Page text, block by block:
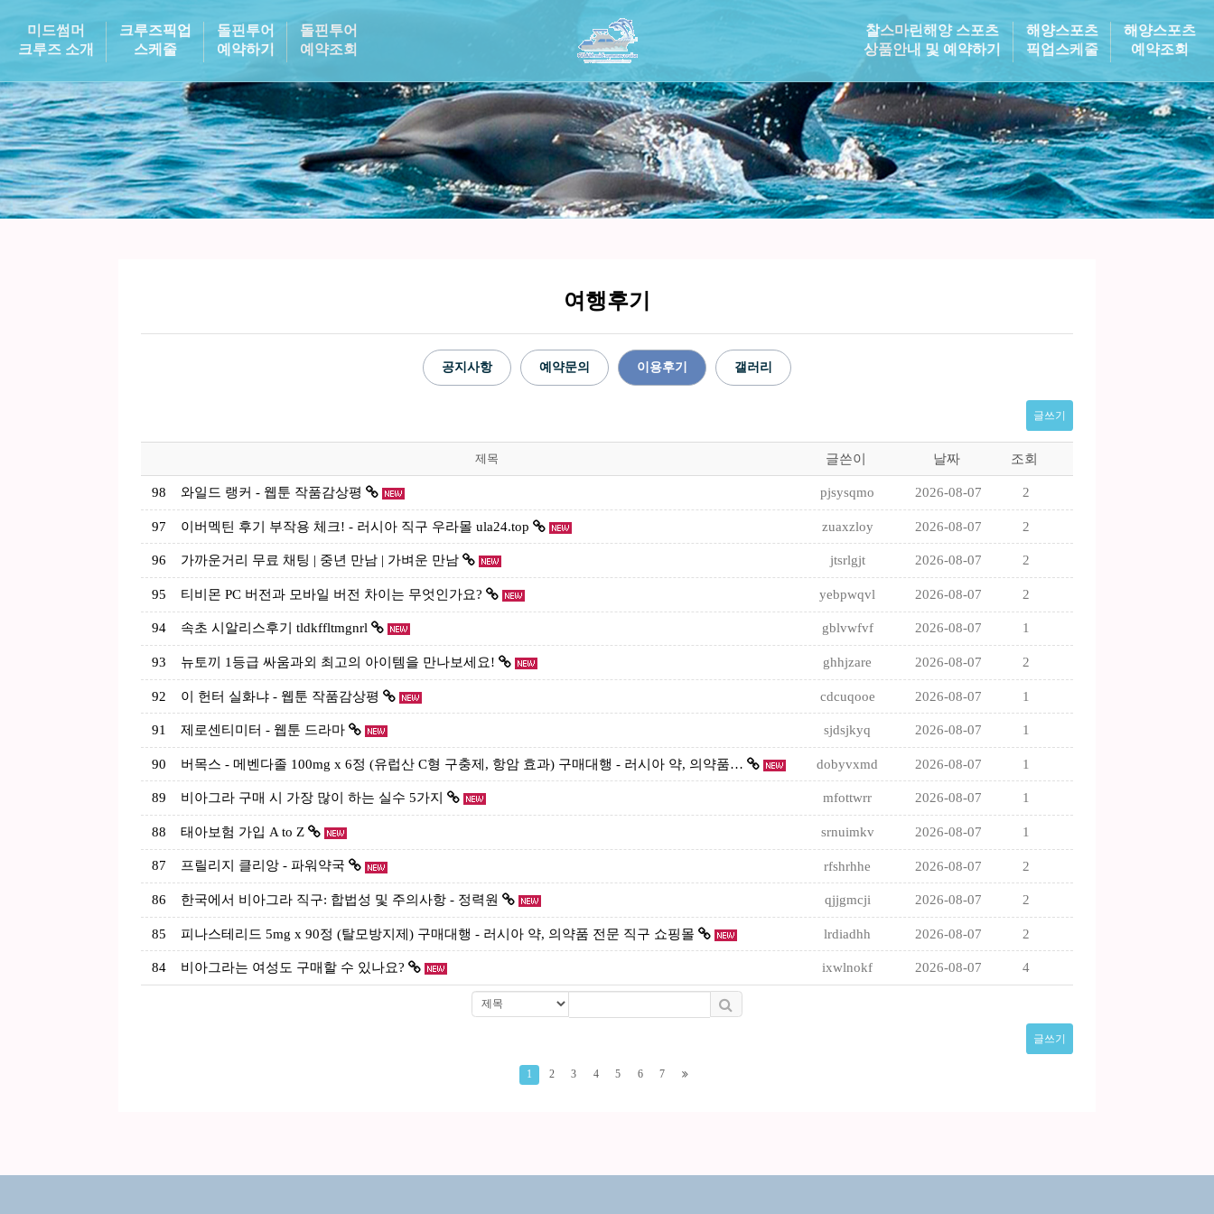
미드썸머
크루즈 소개
크루즈픽업
스케줄
돌핀투어
예약하기
돌핀투어
예약조회
찰스마린해양 스포츠
상품안내 및 예약하기
해양스포츠
픽업스케줄
해양스포츠
예약조회
여행후기
공지사항 예약문의 이용후기 갤러리
글쓰기
제목 글쓴이 날짜 조회
98 와일드 랭커 - 웹툰 작품감상평 pjsysqmo 2026-08-07 2
97 이버멕틴 후기 부작용 체크! - 러시아 직구 우라몰 ula24.top zuaxzloy 2026-08-07 2
96 가까운거리 무료 채팅 | 중년 만남 | 가벼운 만남 jtsrlgjt 2026-08-07 2
95 티비몬 PC 버전과 모바일 버전 차이는 무엇인가요? yebpwqvl 2026-08-07 2
94 속초 시알리스후기 tldkffltmgnrl gblvwfvf 2026-08-07 1
93 뉴토끼 1등급 싸움과외 최고의 아이템을 만나보세요! ghhjzare 2026-08-07 2
92 이 헌터 실화냐 - 웹툰 작품감상평 cdcuqooe 2026-08-07 1
91 제로센티미터 - 웹툰 드라마 sjdsjkyq 2026-08-07 1
90 버목스 - 메벤다졸 100mg x 6정 (유럽산 C형 구충제, 항암 효과) 구매대행 - 러시아 약, 의약품… dobyvxmd 2026-08-07 1
89 비아그라 구매 시 가장 많이 하는 실수 5가지 mfottwrr 2026-08-07 1
88 태아보험 가입 A to Z srnuimkv 2026-08-07 1
87 프릴리지 클리앙 - 파워약국 rfshrhhe 2026-08-07 2
86 한국에서 비아그라 직구: 합법성 및 주의사항 - 정력원 qjjgmcji 2026-08-07 2
85 피나스테리드 5mg x 90정 (탈모방지제) 구매대행 - 러시아 약, 의약품 전문 직구 쇼핑몰 lrdiadhh 2026-08-07 2
84 비아그라는 여성도 구매할 수 있나요? ixwlnokf 2026-08-07 4
글쓰기
1 2 3 4 5 6 7